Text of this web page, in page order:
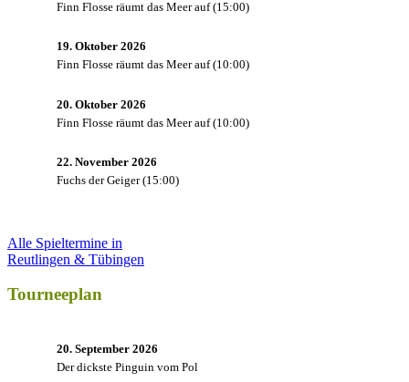
Finn Flosse räumt das Meer auf(15:00)
19. Oktober 2026
Finn Flosse räumt das Meer auf(10:00)
20. Oktober 2026
Finn Flosse räumt das Meer auf(10:00)
22. November 2026
Fuchs der Geiger(15:00)
Alle Spieltermine in
Reutlingen & Tübingen
Tourneeplan
20. September 2026
Der dickste Pinguin vom Pol